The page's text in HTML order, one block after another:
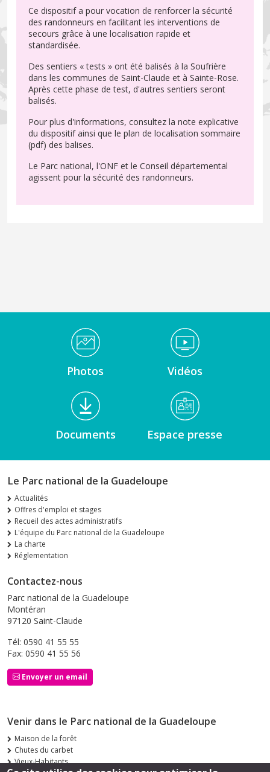
Ce dispositif a pour vocation de renforcer la sécurité
des randonneurs en facilitant les interventions de
secours grâce à une localisation rapide et
standardisée.
Des sentiers « tests » ont été balisés à la Soufrière
dans les communes de Saint-Claude et à Sainte-Rose.
Après cette phase de test, d'autres sentiers seront
balisés.
Pour plus d'informations, consultez la note explicative
du dispositif ainsi que le plan de localisation sommaire
(pdf) des balises.
Le Parc national, l'ONF et le Conseil départemental
agissent pour la sécurité des randonneurs.
Médiathèque Footer
Photos Vidéos
Documents Espace presse
Le Parc national de la Guadeloupe
Actualités
Offres d'emploi et stages
Recueil des actes administratifs
L'équipe du Parc national de la Guadeloupe
La charte
Réglementation
Contactez-nous
Parc national de la Guadeloupe
Montéran
97120 Saint-Claude
Tél: 0590 41 55 55
Fax: 0590 41 55 56
Envoyer un email
Venir dans le Parc national de la Guadeloupe
Maison de la forêt
Chutes du carbet
Vieux-Habitants